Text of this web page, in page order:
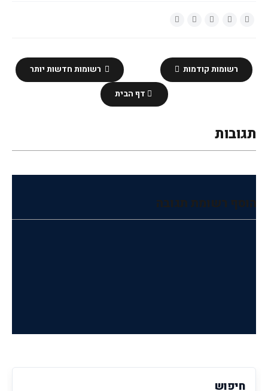
רשומות חדשות יותר רשומות קודמות
דף הבית
תגובות
הוסף רשומת תגובה
חיפוש